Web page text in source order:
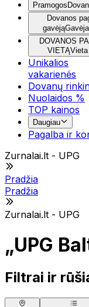
Pramogos
Dovanos
gavėją
DOVANOS
VIETĄVieta
Unikalios
vakarienės
Dovanų
Nuolaidos %
TOP kainos
Daugiau
Pagalba ir
Zurnalai.lt - UPG
Pradžia
Pradžia
Zurnalai.lt - UPG
„UPG
Filtrai ir